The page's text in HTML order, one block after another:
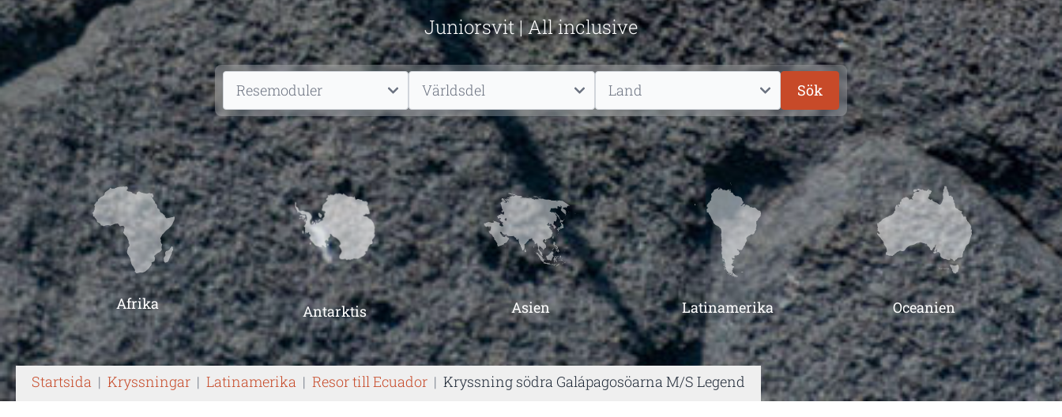
Juniorsvit | All inclusive
Sök
Afrika Antarktis Asien Latinamerika Oceanien
Startsida | Kryssningar | Latinamerika | Resor till Ecuador | Kryssning södra Galápagosöarna M/S Legend